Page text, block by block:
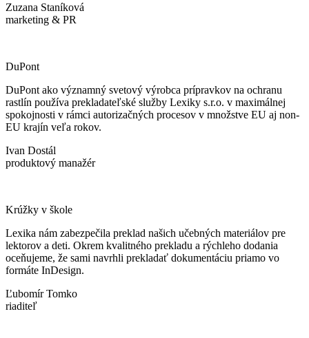
Zuzana Staníková
marketing & PR
DuPont
DuPont ako významný svetový výrobca prípravkov na ochranu
rastlín používa prekladateľské služby Lexiky s.r.o. v maximálnej
spokojnosti v rámci autorizačných procesov v množstve EU aj non-
EU krajín veľa rokov.
Ivan Dostál
produktový manažér
Krúžky v škole
Lexika nám zabezpečila preklad našich učebných materiálov pre
lektorov a deti. Okrem kvalitného prekladu a rýchleho dodania
oceňujeme, že sami navrhli prekladať dokumentáciu priamo vo
formáte InDesign.
Ľubomír Tomko
riaditeľ